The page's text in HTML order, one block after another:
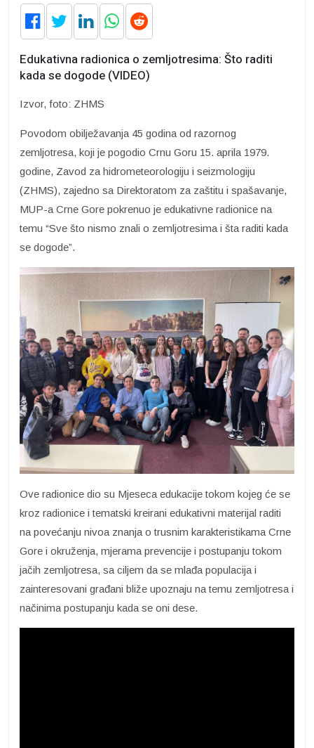
Edukativna radionica o zemljotresima: Što raditi
kada se dogode (VIDEO)
Izvor, foto: ZHMS
Povodom obilježavanja 45 godina od razornog
zemljotresa, koji je pogodio Crnu Goru 15. aprila 1979.
godine, Zavod za hidrometeorologiju i seizmologiju
(ZHMS), zajedno sa Direktoratom za zaštitu i spašavanje,
MUP-a Crne Gore pokrenuo je edukativne radionice na
temu “Sve što nismo znali o zemljotresima i šta raditi kada
se dogode”.
Ove radionice dio su Mjeseca edukacije tokom kojeg će se
kroz radionice i tematski kreirani edukativni materijal raditi
na povećanju nivoa znanja o trusnim karakteristikama Crne
Gore i okruženja, mjerama prevencije i postupanju tokom
jačih zemljotresa, sa ciljem da se mlađa populacija i
zainteresovani građani bliže upoznaju na temu zemljotresa i
načinima postupanju kada se oni dese.